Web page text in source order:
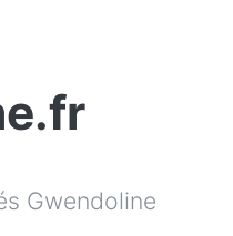
Gwendoline